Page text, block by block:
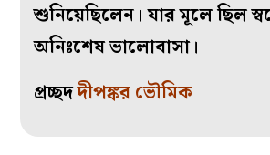
শুনিয়েছিলেন। যার মূলে ছিল
অনিঃশেষ ভালোবাসা।
প্রচ্ছদদীপঙ্কর ভৌমিক